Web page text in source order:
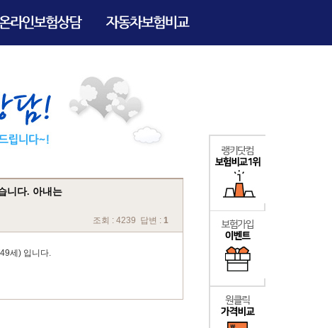
니다. 아내는
조회 : 4239 답변 : 1
세) 입니다.